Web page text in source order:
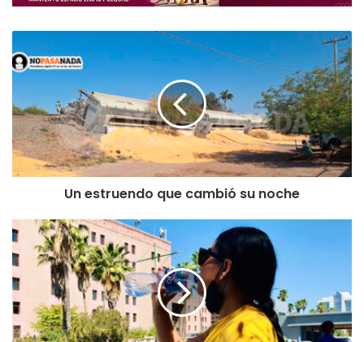
Un estruendo que cambió su noche